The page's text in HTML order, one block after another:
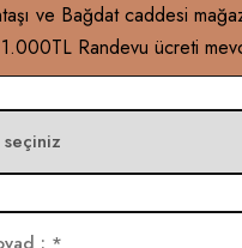
ve Bağdat caddesi
1.000TL Randevu ücreti